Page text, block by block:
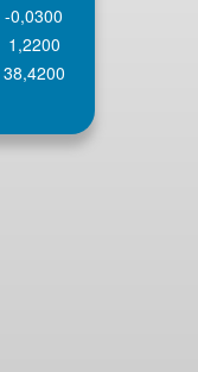
-0,0300
1,2200
38,4200